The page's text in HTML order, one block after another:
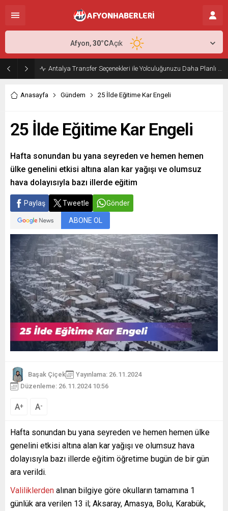
Antalya Transfer Seçenekleri ile Yolculuğunuzu Daha Planlı Hale Getirin
Afyon,30°CAçık
Anasayfa Gündem 25 İlde Eğitime Kar Engeli
25 İlde Eğitime Kar Engeli
Hafta sonundan bu yana seyreden ve hemen hemen
ülke genelini etkisi altına alan kar yağışı ve olumsuz
hava dolayısıyla bazı illerde eğitim
Paylaş Tweetle Gönder
ABONE OL
Başak Çiçek
Yayınlama: 26.11.2024
Düzenleme: 26.11.2024 10:56
A+ A-
Hafta sonundan bu yana seyreden ve hemen hemen ülke
genelini etkisi altına alan kar yağışı ve olumsuz hava
dolayısıyla bazı illerde eğitim öğretime bugün de bir gün
ara verildi.
Valiliklerden alınan bilgiye göre okulların tamamına 1
günlük ara verilen 13 il; Aksaray, Amasya, Bolu, Karabük,